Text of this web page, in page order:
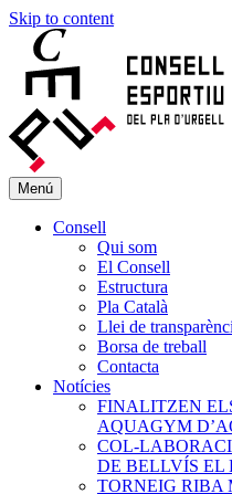
Skip to content
Menú
Consell
Qui som
El Consell
Estructura
Pla Català
Llei de
Borsa de treball
Contacta
Notícies
FINALITZEN
AQUAGYM
COL-
DE BELLVÍS EL
TORNEIG RIBA